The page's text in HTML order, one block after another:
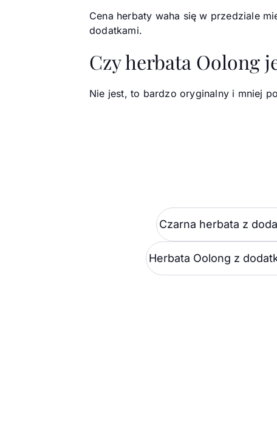
Cena herbaty waha się w przedziale
dodatkami.
Czy herbata Oolong
Nie jest, to bardzo oryginalny i mniej
Czarna herbata z
Herbata Oolong z